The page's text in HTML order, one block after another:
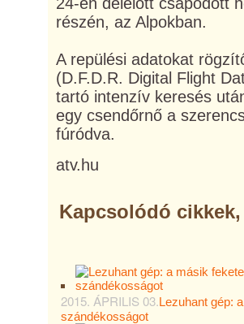
részén, az Alpokban.
A repülési adatokat
(D.F.D.R. Digital Flight
tartó intenzív keresés
egy csendőrnő a
fúródva.
atv.hu
Kapcsolódó
2015. ÁPRILIS 03.Lezuhant gép:
szándékosságot